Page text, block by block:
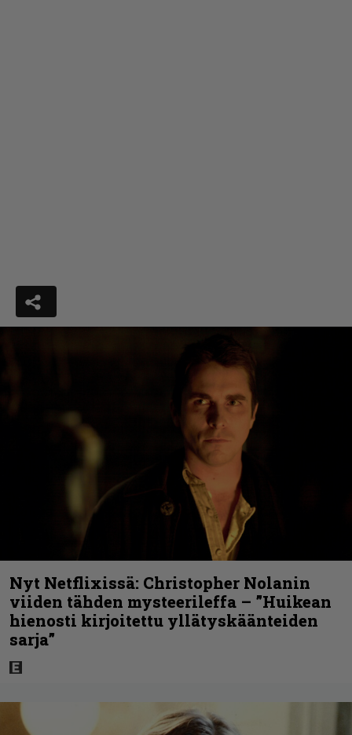
Nyt Netflixissä: Christopher Nolanin
viiden tähden mysteerileffa – ”Huikean
hienosti kirjoitettu yllätyskäänteiden
sarja”